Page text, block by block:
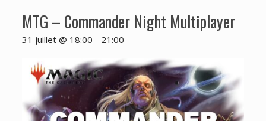
MTG – Commander Night Multiplayer
31 juillet @ 18:00 - 21:00